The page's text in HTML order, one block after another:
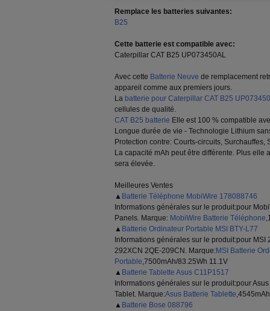
Remplace les batteries suivantes:
B25
Cette batterie est compatible avec:
Caterpillar CAT B25 UP073450AL
Avec cette Batterie Neuve de remplacement
appareil comme aux premiers jours.
La batterie pour Caterpillar CAT B25
cellules de qualité.
CAT B25 batterie Elle est 100 % compatible
Longue durée de vie - Technologie Lithium
Protection contre: Courts-circuits, Surchauffes,
La capacité mAh peut être différente. Plus elle
sera élevée.
Meilleures Ventes
▲ Batterie Téléphone MobiWire 178088746
Informations générales sur le produit:pour
Panels. Marque: MobiWire Batterie Téléphone
▲ Batterie Ordinateur Portable MSI BTY-L77
Informations générales sur le produit:pour
292XCN 2QE-209CN. Marque:MSI Batterie
Portable,7500mAh/83.25Wh 11.1V
▲ Batterie Tablette Asus C11P1517
Informations générales sur le produit:pour
Tablet. Marque:Asus Batterie Tablette
▲ Batterie Bose 088796